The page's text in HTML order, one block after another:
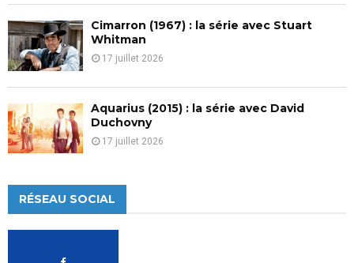
Cimarron (1967) : la série avec Stuart
Whitman
17 juillet 2026
Aquarius (2015) : la série avec David
Duchovny
17 juillet 2026
RÉSEAU SOCIAL